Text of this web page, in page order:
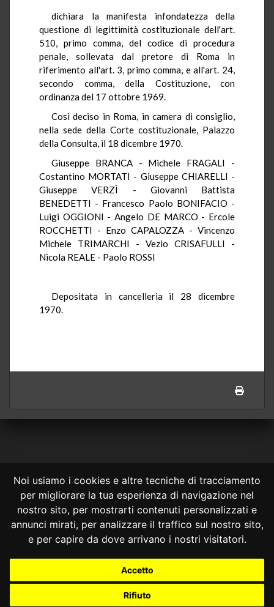
Noi usiamo i cookies e altre tecniche di tracciamento
per migliorare la tua esperienza di navigazione nel
nostro sito, per mostrarti contenuti personalizzati e
annunci mirati, per analizzare il traffico sul nostro sito,
e per capire da dove arrivano i nostri visitatori.
Accetto
Rifiuto
dichiara la manifesta infondatezza della
questione di legittimità costituzionale dell'art.
510, primo comma, del codice di procedura
penale, sollevata dal pretore di Roma in
riferimento all'art. 3, primo comma, e all'art. 24,
secondo comma, della Costituzione, con
ordinanza del 17 ottobre 1969.
Così deciso in Roma, in camera di consiglio,
nella sede della Corte costituzionale, Palazzo
della Consulta, il 18 dicembre 1970.
Giuseppe BRANCA - Michele FRAGALI -
Costantino MORTATI - Giuseppe CHIARELLI -
Giuseppe VERZÌ - Giovanni Battista
BENEDETTI - Francesco Paolo BONIFACIO -
Luigi OGGIONI - Angelo DE MARCO - Ercole
ROCCHETTI - Enzo CAPALOZZA - Vincenzo
Michele TRIMARCHI - Vezio CRISAFULLI -
Nicola REALE - Paolo ROSSI
Depositata in cancelleria il 28 dicembre
1970.
CONSULTA ONLINE DAL 1995 -NOTE LEGALI
Consulta OnLine non ha prodotto e non è responsabile per i contenuti e
le informazioni legali di siti collegati.
costituisce una relazione di consulenza legale.
Nessuno deve confidare o agire in base alle informazioni disponibili in